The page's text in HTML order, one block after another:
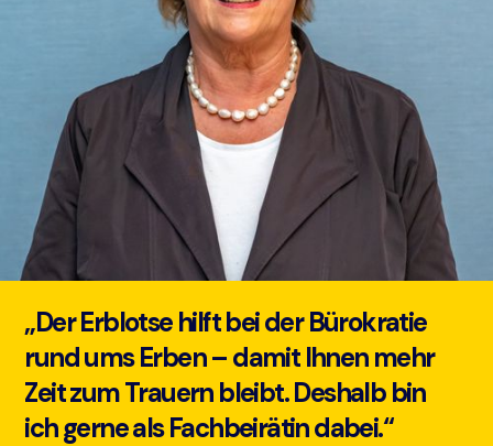
„Der Erblotse hilft bei der Bürokratie
rund ums Erben – damit Ihnen mehr
Zeit zum Trauern bleibt. Deshalb bin
ich gerne als Fachbeirätin dabei.“